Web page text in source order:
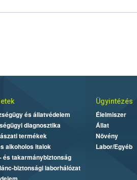
és állatvédelem
diagnosztika
termékek
alkoholos italok
és takarmánybiztonság
biztonsági laborhálózat
Ügyintézés
Élelmiszer
Állat
Növény
Labor/Egyéb